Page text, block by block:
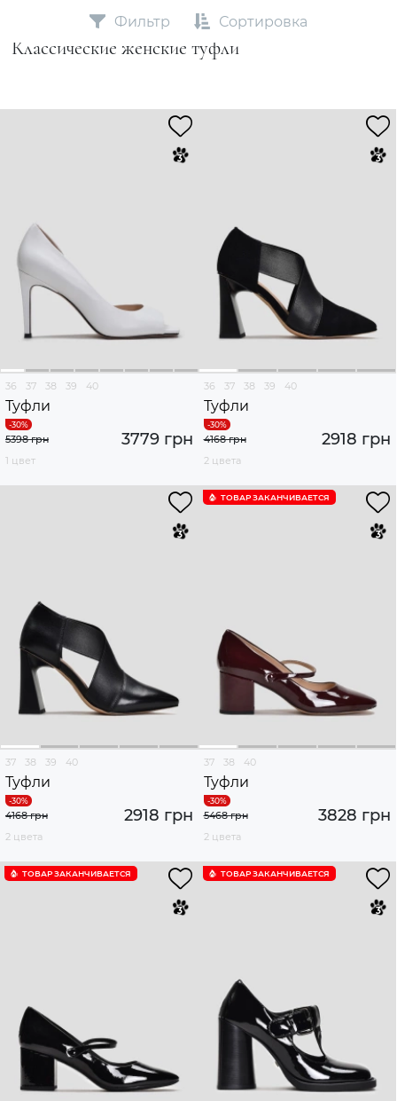
Классические женские туфли
Фильтр Сортировка
36 37 38 39 40
Туфли
3779 грн
5398 грн
1 цвет
36 37 38 39 40
Туфли
2918 грн
4168 грн
2 цвета
37 38 39 40
Туфли
2918 грн
4168 грн
2 цвета
ТОВАР ЗАКАНЧИВАЕТСЯ
37 38 40
Туфли
3828 грн
5468 грн
2 цвета
ТОВАР ЗАКАНЧИВАЕТСЯ ТОВАР ЗАКАНЧИВАЕТСЯ